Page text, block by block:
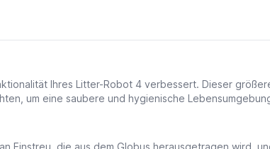
Ihres Litter-Robot 4 verbessert. Dieser
um eine saubere und hygienische
Einstreu, die aus dem Globus herausgetragen wird,